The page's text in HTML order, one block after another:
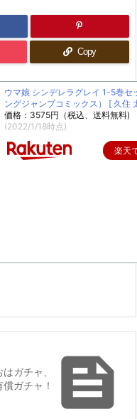
Copy
ウマ娘 シンデレラグレイ 1-5巻セ
ングジャンプコミックス） [ 久住
価格：3575円（税込、送料無料)
(2022/1/18時点)
楽天

ガチャ、
ガチャ！